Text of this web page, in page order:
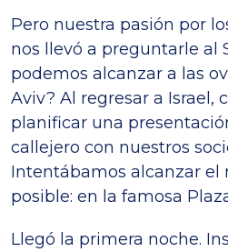
Pero nuestra pasión por
nos llevó a preguntarle al
podemos alcanzar a las
Aviv? Al regresar a Israel,
planificar una
callejero con nuestros
Intentábamos alcanzar el
posible: en la famosa
Llegó la primera noche.